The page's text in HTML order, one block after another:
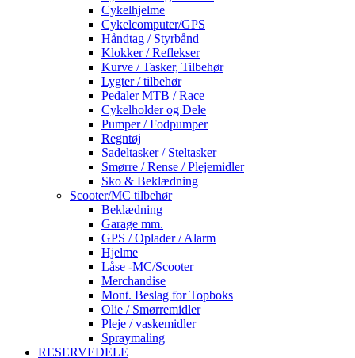
Cykelhjelme
Cykelcomputer/GPS
Håndtag / Styrbånd
Klokker / Reflekser
Kurve / Tasker, Tilbehør
Lygter / tilbehør
Pedaler MTB / Race
Cykelholder og Dele
Pumper / Fodpumper
Regntøj
Sadeltasker / Steltasker
Smørre / Rense / Plejemidler
Sko & Beklædning
Scooter/MC tilbehør
Beklædning
Garage mm.
GPS / Oplader / Alarm
Hjelme
Låse -MC/Scooter
Merchandise
Mont. Beslag for Topboks
Olie / Smørremidler
Pleje / vaskemidler
Spraymaling
RESERVEDELE